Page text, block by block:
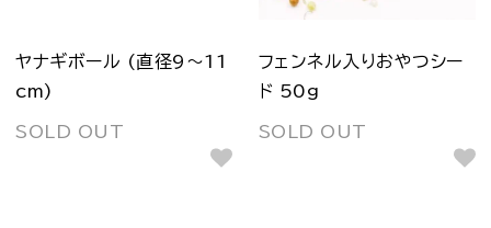
ヤナギボール (直径9～11
cm)
SOLD OUT
フェンネル入りおやつシー
ド 50g
SOLD OUT